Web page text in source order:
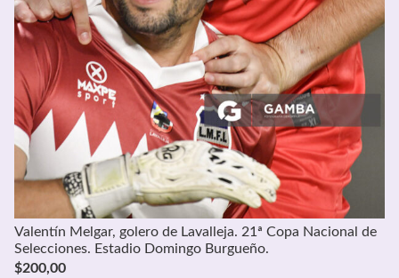
Valentín Melgar, golero de Lavalleja. 21ª Copa Nacional de
Selecciones. Estadio Domingo Burgueño.
$200,00